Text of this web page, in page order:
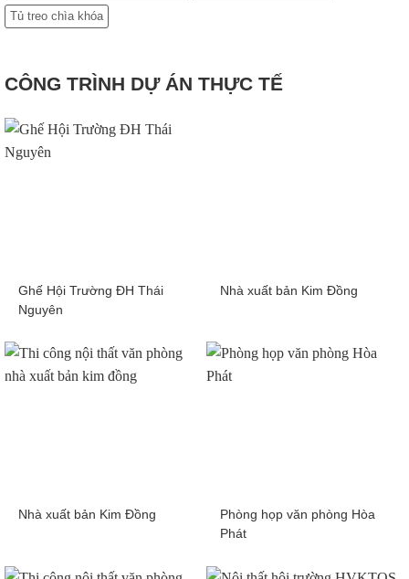
Tủ treo chìa khóa
CÔNG TRÌNH DỰ ÁN THỰC TẾ
Ghế Hội Trường ĐH Thái
Nguyên
Nhà xuất bản Kim Đồng
Nhà xuất bản Kim Đồng
Phòng họp văn phòng Hòa
Phát